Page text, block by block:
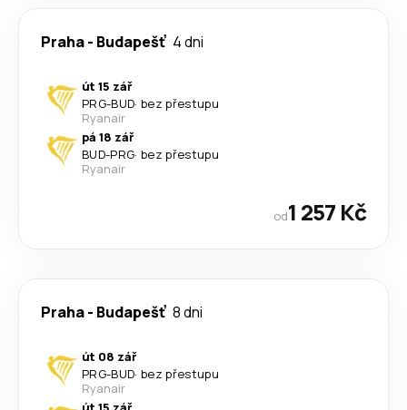
Praha- Budapešť 4 dni
út 15 zář
PRG-BUD· bez přestupu
Ryanair
pá 18 zář
BUD-PRG· bez přestupu
Ryanair
od1 257 Kč
Praha- Budapešť 8 dni
út 08 zář
PRG-BUD· bez přestupu
Ryanair